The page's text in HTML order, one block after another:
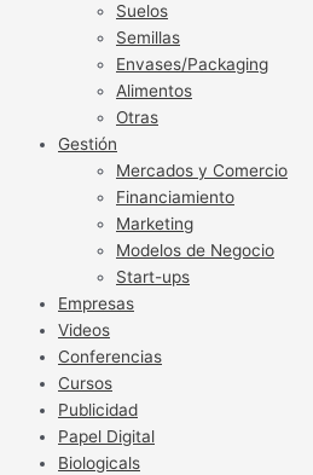
Suelos
Semillas
Envases/Packaging
Alimentos
Otras
Gestión
Mercados y Comercio
Financiamiento
Marketing
Modelos de Negocio
Start-ups
Empresas
Videos
Conferencias
Cursos
Publicidad
Papel Digital
Biologicals